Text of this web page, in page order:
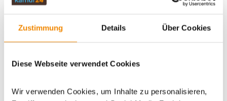
Zustimmung Details Über Cookies
Diese Webseite verwendet Cookies
Wir verwenden Cookies, um Inhalte zu personalisieren,
ZUBEHÖR